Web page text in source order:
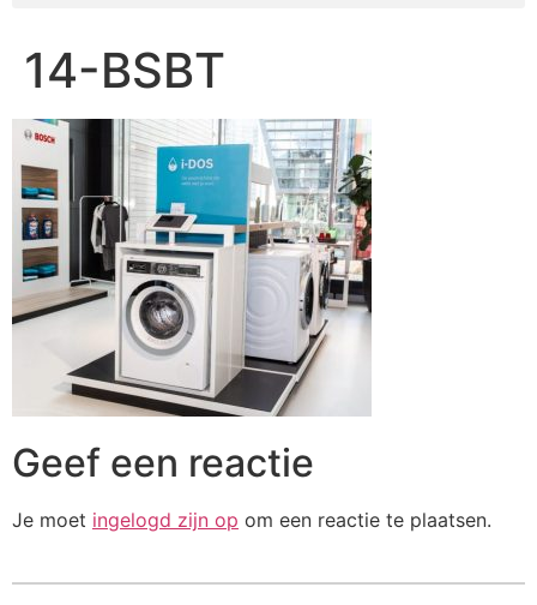
14-BSBT
Geef een reactie
Je moet ingelogd zijn op om een reactie te plaatsen.